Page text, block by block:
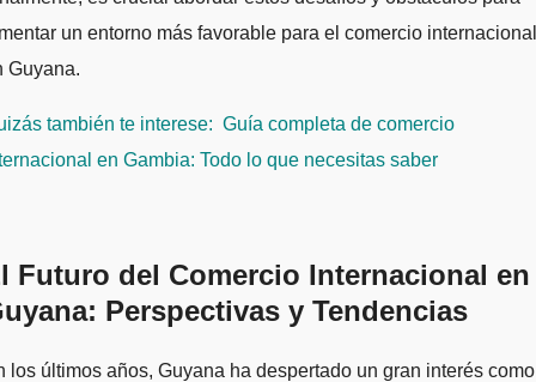
un entorno más favorable para el comercio internacional
Guyana.
también te interese: Guía completa de comercio
en Gambia: Todo lo que necesitas saber
Futuro del Comercio Internacional en
Perspectivas y Tendencias
los últimos años, Guyana ha despertado un gran interés como